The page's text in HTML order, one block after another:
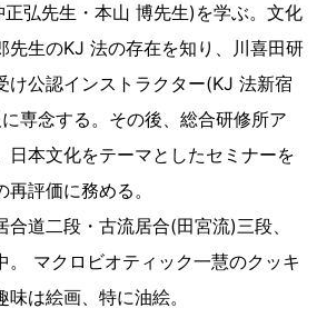
弘先生・本山 博先生)を学ぶ。文化
先生のKJ 法の存在を知り、川喜田研
け公認インストラクター(KJ 法新宿
専念する。その後、総合研修所ア
日本文化をテーマとしたセミナーを
評価に務める。
道二段・古流居合(田宮流)三段、
。 マクロビオティック一慧のクッキ
は絵画、特に油絵。